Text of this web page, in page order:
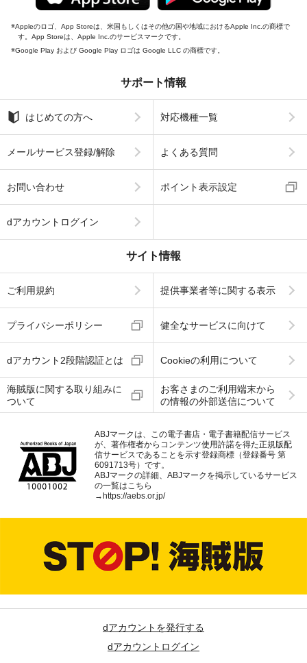
Appleのロゴ、App Storeは、米国もしくはその他の国や地域におけるApple Inc.の商標で
す。App Storeは、Apple Inc.のサービスマークです。
Google Play および Google Play ロゴは Google LLC の商標です。
サポート情報
はじめての方へ 対応機種一覧
メールサービス登録/解除 よくある質問
お問い合わせ ポイント表示設定
dアカウントログイン
サイト情報
ご利用規約 提供事業者等に関する表示
プライバシーポリシー 健全なサービスに向けて
dアカウント2段階認証とは Cookieの利用について
海賊版に関する取り組みに
ついて
お客さまのご利用端末から
の情報の外部送信について
ABJマークは、この電子書店・電子書籍配信サービス
が、著作権者からコンテンツ使用許諾を得た正規版配
信サービスであることを示す登録商標（登録番号 第
6091713号）です。
ABJマークの詳細、ABJマークを掲示しているサービス
の一覧はこちら
→ https://aebs.or.jp/
dアカウントを発行する
dアカウントログイン